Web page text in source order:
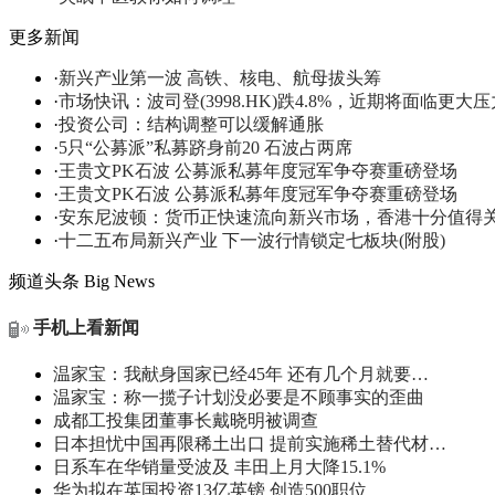
更多新闻
·新兴产业第一波 高铁、核电、航母拔头筹
·市场快讯：波司登(3998.HK)跌4.8%，近期将面临更大压
·投资公司：结构调整可以缓解通胀
·5只“公募派”私募跻身前20 石波占两席
·王贵文PK石波 公募派私募年度冠军争夺赛重磅登场
·王贵文PK石波 公募派私募年度冠军争夺赛重磅登场
·安东尼波顿：货币正快速流向新兴市场，香港十分值得
·十二五布局新兴产业 下一波行情锁定七板块(附股)
频道头条 Big News
手机上看新闻
温家宝：我献身国家已经45年 还有几个月就要…
温家宝：称一揽子计划没必要是不顾事实的歪曲
成都工投集团董事长戴晓明被调查
日本担忧中国再限稀土出口 提前实施稀土替代材…
日系车在华销量受波及 丰田上月大降15.1%
华为拟在英国投资13亿英镑 创造500职位